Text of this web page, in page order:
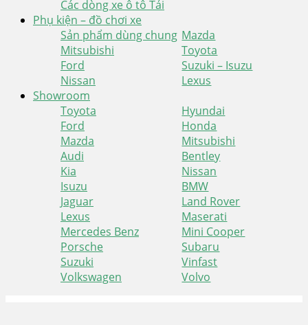
Các dòng xe ô tô Tải
Phụ kiện – đồ chơi xe
Sản phẩm dùng chung Mazda
Mitsubishi
Toyota
Ford
Suzuki – Isuzu
Nissan
Lexus
Showroom
Toyota
Hyundai
Ford
Honda
Mazda
Mitsubishi
Audi
Bentley
Kia
Nissan
Isuzu
BMW
Jaguar
Land Rover
Lexus
Maserati
Mercedes Benz
Mini Cooper
Porsche
Subaru
Suzuki
Vinfast
Volkswagen
Volvo